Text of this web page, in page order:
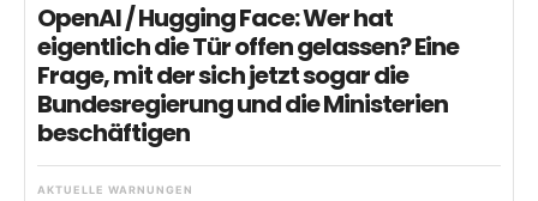
OpenAI / Hugging Face: Wer hat
eigentlich die Tür offen gelassen? Eine
Frage, mit der sich jetzt sogar die
Bundesregierung und die Ministerien
beschäftigen
AKTUELLE WARNUNGEN